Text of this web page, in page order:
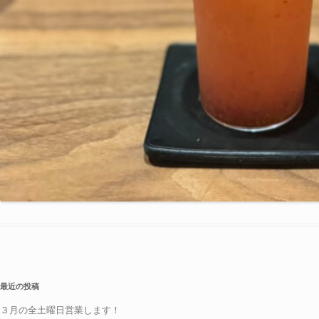
最近の投稿
３月の全土曜日営業します！